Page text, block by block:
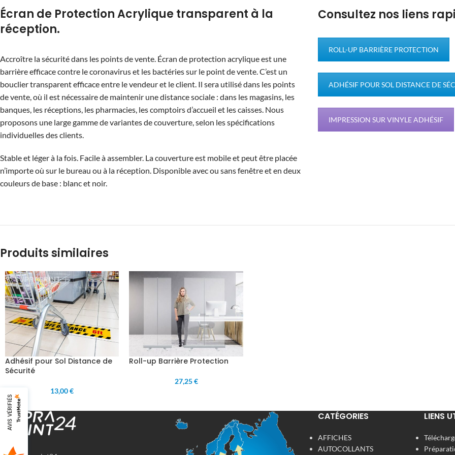
Écran de Protection Acrylique transparent à la
réception.
Accroître la sécurité dans les points de vente. Écran de protection acrylique est une
barrière efficace contre le coronavirus et les bactéries sur le point de vente. C’est un
bouclier transparent efficace entre le vendeur et le client. Il sera utilisé dans les points
de vente, où il est nécessaire de maintenir une distance sociale : dans les magasins, les
banques, les réceptions, les pharmacies, les comptoirs d’accueil et les caisses. Nous
proposons une large gamme de variantes de couverture, selon les spécifications
individuelles des clients.
Stable et léger à la fois. Facile à assembler. La couverture est mobile et peut être placée
n’importe où sur le bureau ou à la réception. Disponible avec ou sans fenêtre et en deux
couleurs de base : blanc et noir.
Consultez nos liens
ROLL-UP BARRIÈRE PROTECTION
ADHÉSIF POUR SOL DISTANCE DE
IMPRESSION SUR VINYLE ADHÉSIF
Produits similaires
Adhésif pour Sol Distance de
Sécurité
13,00 €
Roll-up Barrière Protection
27,25 €
CATÉGORIES
AFFICHES
AUTOCOLLANTS
LIENS
AVIS VÉRIFIÉS